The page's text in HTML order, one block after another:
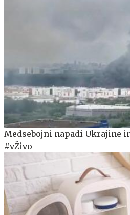
Medsebojni napadi Ukrajine
#vŽivo